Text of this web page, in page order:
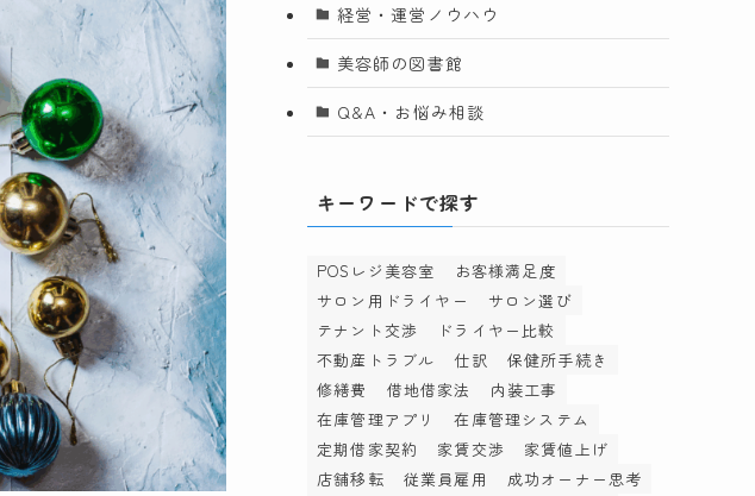
経営・運営ノウハウ
美容師の図書館
Q&A・お悩み相談
キーワードで探す
POSレジ美容室
お客様満足度
サロン用ドライヤー
サロン選び
テナント交渉
ドライヤー比較
不動産トラブル
仕訳
保健所手続き
修繕費
借地借家法
内装工事
在庫管理アプリ
在庫管理システム
定期借家契約
家賃交渉
家賃値上げ
店舗移転
従業員雇用
成功オーナー思考